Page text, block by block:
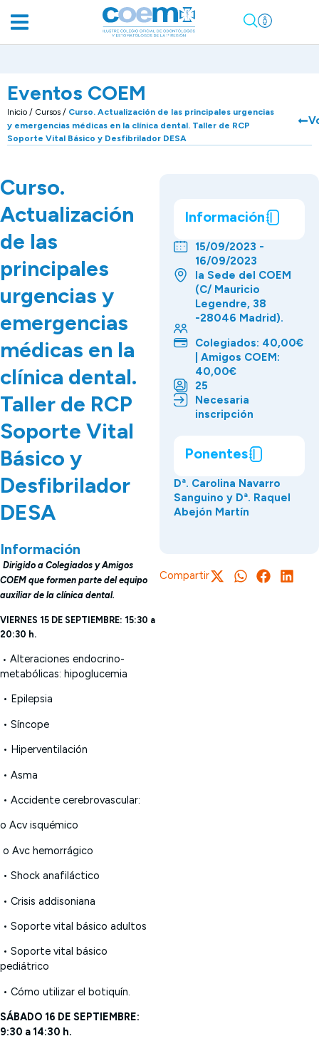
Eventos COEM
Inicio / Cursos / Curso. Actualización de las principales urgencias
y emergencias médicas en la clínica dental. Taller de RCP
Soporte Vital Básico y Desfibrilador DESA
Curso.
Actualización
de las
principales
urgencias y
emergencias
médicas en la
clínica dental.
Taller de RCP
Soporte Vital
Básico y
Desfibrilador
DESA
Información
Dirigido a Colegiados y Amigos
COEM que formen parte del equipo
auxiliar de la clínica dental.
VIERNES 15 DE SEPTIEMBRE: 15:30 a
20:30 h.
• Alteraciones endocrino-
metabólicas: hipoglucemia
• Epilepsia
• Síncope
• Hiperventilación
• Asma
• Accidente cerebrovascular:
o Acv isquémico
o Avc hemorrágico
• Shock anafiláctico
• Crisis addisoniana
• Soporte vital básico adultos
• Soporte vital básico
pediátrico
• Cómo utilizar el botiquín.
SÁBADO 16 DE SEPTIEMBRE:
9:30 a 14:30 h.
Información
15/09/2023 -
16/09/2023
la Sede del COEM
(C/ Mauricio
Legendre, 38
-28046 Madrid).
Colegiados: 40,00€
| Amigos COEM:
40,00€
25
Necesaria
inscripción
Ponentes
Dª. Carolina Navarro
Sanguino y Dª. Raquel
Abejón Martín
Compartir